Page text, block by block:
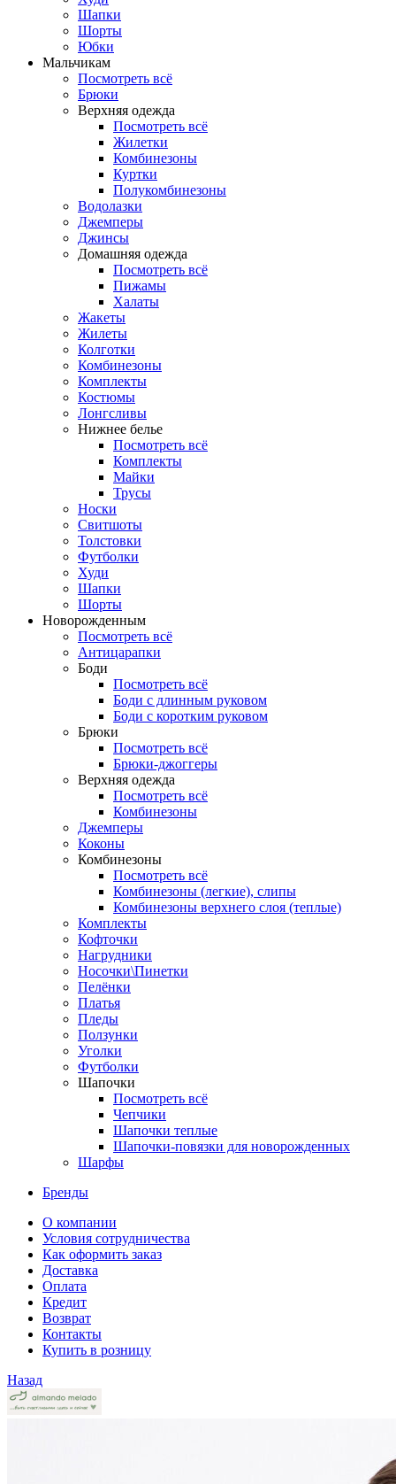
Шапки
Шорты
Юбки
Мальчикам
Посмотреть всё
Брюки
Верхняя одежда
Посмотреть всё
Жилетки
Комбинезоны
Куртки
Полукомбинезоны
Водолазки
Джемперы
Джинсы
Домашняя одежда
Посмотреть всё
Пижамы
Халаты
Жакеты
Жилеты
Колготки
Комбинезоны
Комплекты
Костюмы
Лонгсливы
Нижнее белье
Посмотреть всё
Комплекты
Майки
Трусы
Носки
Свитшоты
Толстовки
Футболки
Худи
Шапки
Шорты
Новорожденным
Посмотреть всё
Антицарапки
Боди
Посмотреть всё
Боди с длинным руковом
Боди с коротким руковом
Брюки
Посмотреть всё
Брюки-джоггеры
Верхняя одежда
Посмотреть всё
Комбинезоны
Джемперы
Коконы
Комбинезоны
Посмотреть всё
Комбинезоны (легкие), слипы
Комбинезоны верхнего слоя (теплые)
Комплекты
Кофточки
Нагрудники
Носочки\Пинетки
Пелёнки
Платья
Пледы
Ползунки
Уголки
Футболки
Шапочки
Посмотреть всё
Чепчики
Шапочки теплые
Шапочки-повязки для новорожденных
Шарфы
Бренды
О компании
Условия сотрудничества
Как оформить заказ
Доставка
Оплата
Кредит
Возврат
Контакты
Купить в розницу
Назад